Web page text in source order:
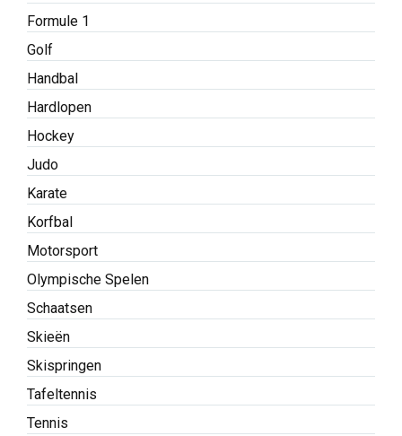
Hockey
Judo
Karate
Korfbal
Motorsport
Olympische Spelen
Schaatsen
Skieën
Skispringen
Tafeltennis
Tennis
Turnen
Uncategorized
Veldrijden
Voetbal